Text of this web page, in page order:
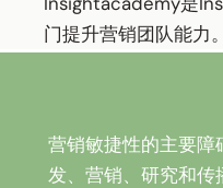
门提升营销团队能力。
营销敏捷性的主要
发、营销、研究和